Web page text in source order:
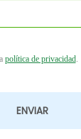
política de privacidad.